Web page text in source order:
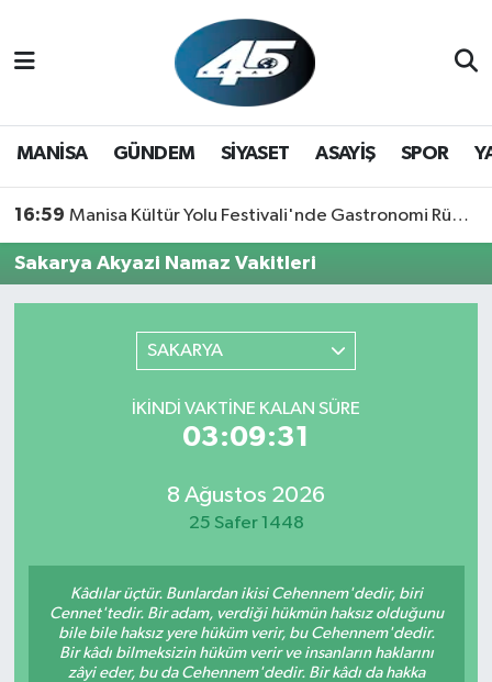
MANİSA GÜNDEM SİYASET ASAYİŞ SPOR
16:59 Manisa Kültür Yolu Festivali'nde Gastronomi Rüzgarı: Lezzetin Yıldızı "Manisa Kebabı" Oldu!
Sakarya Akyazi Namaz Vakitleri
SAKARYA
İKINDI VAKTİNE KALAN SÜRE
03:09:31
8 Ağustos 2026
25 Safer 1448
Kâdılar üçtür. Bunlardan ikisi Cehennem'dedir, biri
Cennet'tedir. Bir adam, verdiği hükmün haksız olduğunu
bile bile haksız yere hüküm verir, bu Cehennem'dedir.
Bir kâdı bilmeksizin hüküm verir ve insanların haklarını
zâyi eder, bu da Cehennem'dedir. Bir kâdı da hakka
GÜNDEM
SPOR
RESMİ REKLAM
Hava Durumu
Trafik Durumu
Son Dakika Haberleri